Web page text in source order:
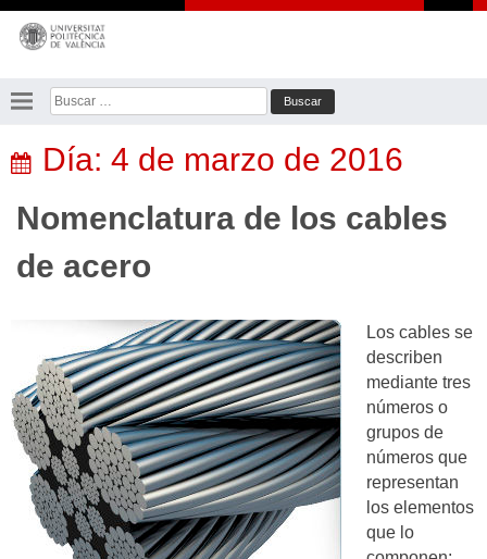
Saltar
contenido
Buscar:
Día: 4 de marzo de 2016
Nomenclatura de los cables
de acero
Los cables se
describen
mediante tres
números o
grupos de
números que
representan
los elementos
que lo